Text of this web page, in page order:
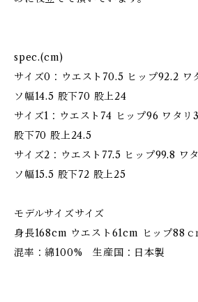
spec.(cm)
サイズ0：ウエスト70.5 ヒップ92.2 ワ
ソ幅14.5 股下70 股上24
サイズ1：ウエスト74 ヒップ96 ワタ
股下70 股上24.5
サイズ2：ウエスト77.5 ヒップ99.8 ワ
ソ幅15.5 股下72 股上25
モデルサイズサイズ
身長168cm ウエスト61cm ヒップ88ｃ
混率：綿100% 生産国：日本製